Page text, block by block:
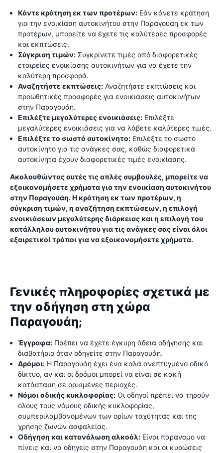
Κάντε κράτηση εκ των προτέρων: Εάν κάνετε κράτηση
για την ενοικίαση αυτοκινήτου στην Παραγουάη εκ των
προτέρων, μπορείτε να έχετε τις καλύτερες προσφορές
και εκπτώσεις.
Σύγκριση τιμών: Συγκρίνετε τιμές από διαφορετικές
εταιρείες ενοικίασης αυτοκινήτων για να έχετε την
καλύτερη προσφορά.
Αναζητήστε εκπτώσεις: Αναζητήστε εκπτώσεις και
προωθητικές προσφορές για ενοικιάσεις αυτοκινήτων
στην Παραγουάη.
Επιλέξτε μεγαλύτερες ενοικιάσεις: Επιλέξτε
μεγαλύτερες ενοικιάσεις για να λάβετε καλύτερες τιμές.
Επιλέξτε το σωστό αυτοκίνητο: Επιλέξτε το σωστό
αυτοκίνητο για τις ανάγκες σας, καθώς διαφορετικά
αυτοκίνητα έχουν διαφορετικές τιμές ενοικίασης.
Ακολουθώντας αυτές τις απλές συμβουλές, μπορείτε να
εξοικονομήσετε χρήματα για την ενοικίαση αυτοκινήτου
στην Παραγουάη. Η κράτηση εκ των προτέρων, η
σύγκριση τιμών, η αναζήτηση εκπτώσεων, η επιλογή
ενοικιάσεων μεγαλύτερης διάρκειας και η επιλογή του
κατάλληλου αυτοκινήτου για τις ανάγκες σας είναι όλοι
εξαιρετικοί τρόποι για να εξοικονομήσετε χρήματα.
Γενικές πληροφορίες σχετικά με
την οδήγηση στη χώρα
Παραγουάη;
Έγγραφα: Πρέπει να έχετε έγκυρη άδεια οδήγησης και
διαβατήριο όταν οδηγείτε στην Παραγουάη.
Δρόμοι: Η Παραγουάη έχει ένα καλά ανεπτυγμένο οδικό
δίκτυο, αν και οι δρόμοι μπορεί να είναι σε κακή
κατάσταση σε ορισμένες περιοχές.
Νόμοι οδικής κυκλοφορίας: Οι οδηγοί πρέπει να τηρούν
όλους τους νόμους οδικής κυκλοφορίας,
συμπεριλαμβανομένων των ορίων ταχύτητας και της
χρήσης ζωνών ασφαλείας.
Οδήγηση και κατανάλωση αλκοόλ: Είναι παράνομο να
πίνεις και να οδηγείς στην Παραγουάη και οι κυρώσεις